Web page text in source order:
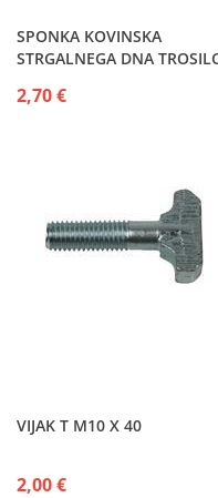
SPONKA KOVINSKA
STRGALNEGA DNA
2,70 €
VIJAK T M10 X 40
2,00 €